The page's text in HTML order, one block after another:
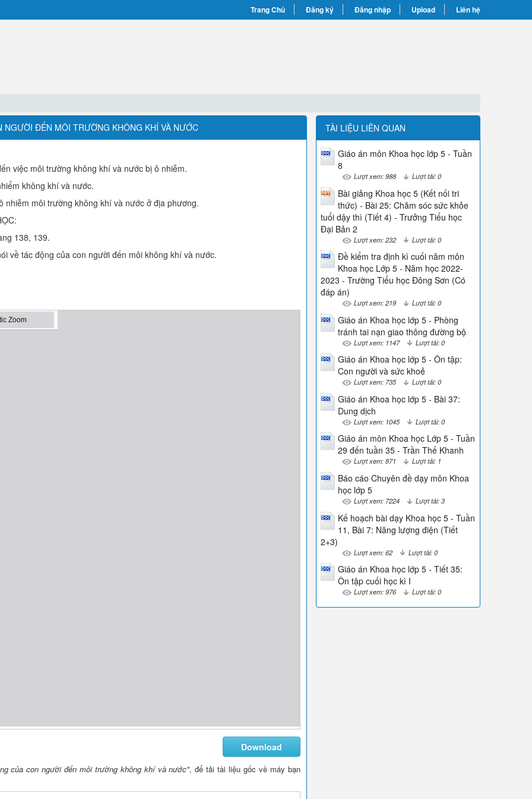
Trang Chủ Đăng ký Đăng nhập Upload Liên hệ
ĐẾN MÔI TRƯỜNG KHÔNG KHÍ VÀ NƯỚC
việc môi trường không khí và nước bị ô nhiễm.
không khí và nước.
nhiễm môi trường không khí và nước ở địa phương.
138, 139.
về tác động của con người đến môi không khí và nước.
Download
của con người đến môi trường không khí và nước", để tải tài liệu gốc về máy bạn
TÀI LIỆU LIÊN QUAN
Giáo án môn Khoa học lớp 5 - Tuần
8
Lượt xem: 988 Lượt tải: 0
Bài giảng Khoa học 5 (Kết nối tri
thức) - Bài 25: Chăm sóc sức khỏe
tuổi dậy thì (Tiết 4) - Trưởng Tiểu học
Đại Bản 2
Lượt xem: 232 Lượt tải: 0
Đề kiểm tra định kì cuối năm môn
Khoa học Lớp 5 - Năm học 2022-
2023 - Trường Tiểu học Đông Sơn (Có
đáp án)
Lượt xem: 219 Lượt tải: 0
Giáo án Khoa học lớp 5 - Phòng
tránh tai nạn giao thông đường bộ
Lượt xem: 1147 Lượt tải: 0
Giáo án Khoa học lớp 5 - Ôn tập:
Con người và sức khoẻ
Lượt xem: 735 Lượt tải: 0
Giáo án Khoa học lớp 5 - Bài 37:
Dung dịch
Lượt xem: 1045 Lượt tải: 0
Giáo án môn Khoa học Lớp 5 - Tuần
29 đến tuần 35 - Trần Thế Khanh
Lượt xem: 871 Lượt tải: 1
Báo cáo Chuyên đề dạy môn Khoa
học lớp 5
Lượt xem: 7224 Lượt tải: 3
Kế hoạch bài dạy Khoa học 5 - Tuần
11, Bài 7: Năng lượng điện (Tiết
2+3)
Lượt xem: 62 Lượt tải: 0
Giáo án Khoa học lớp 5 - Tiết 35:
Ôn tập cuối học kì I
Lượt xem: 976 Lượt tải: 0